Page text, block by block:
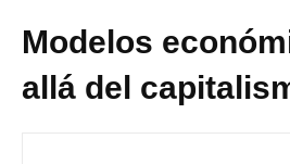
Modelos
allá del